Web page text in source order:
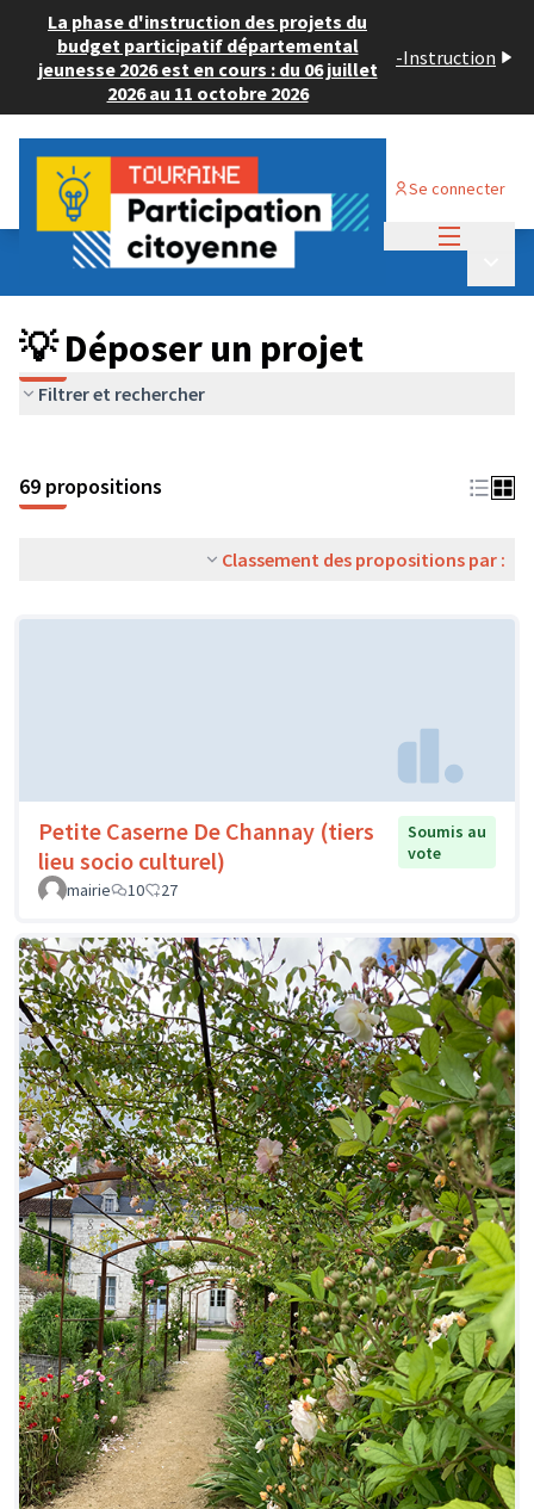
La phase d'instruction des projets du
budget participatif départemental
jeunesse 2026 est en cours : du 06 juillet
2026 au 11 octobre 2026
-Instruction
Se connecter
Budget Participatif ADULTE 2024
💡 Déposer un projet
💡 Déposer un projet
Filtrer et rechercher
69 propositions
Classement des propositions par :
Petite Caserne De Channay (tiers
lieu socio culturel)
Soumis au
vote
mairie
10 27